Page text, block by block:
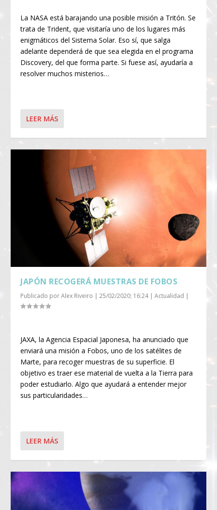
La NASA está barajando una posible misión a Tritón. Se
trata de Trident, que visitaría uno de los lugares más
enigmáticos del Sistema Solar. Eso sí, que salga
adelante dependerá de que sea elegida en el programa
Discovery, del que forma parte. Si fuese así, ayudaría a
resolver muchos misterios…
LEER MÁS
JAPÓN RECOGERÁ MUESTRAS DE FOBOS
Publicado porAlex Riveiro |25/02/2020; 16:24|Actualidad |
JAXA, la Agencia Espacial Japonesa, ha anunciado que
enviará una misión a Fobos, uno de los satélites de
Marte, para recoger muestras de su superficie. El
objetivo es traer ese material de vuelta a la Tierra para
poder estudiarlo. Algo que ayudará a entender mejor
sus particularidades…
LEER MÁS